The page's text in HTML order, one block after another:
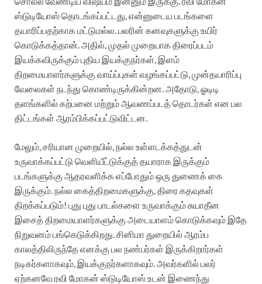
ஸ்டுடியோஸ் தொடங்கப்பட்டது, என்னுடைய படங்களை
தயாரிப்பதற்காக மட்டுமல்ல. பலரின் கனவுகளுக்கு உயிர்
கொடுக்கத்தான்.அதில், முதல் முறையாக திரைப்படம்
இயக்கவிருக்கும் புதிய இயக்குநர்கள், இளம்
திறமையாளர்களுக்கு வாய்ப்புகள் வழங்கப்பட்டு, முன்தயாரிப்பு
வேலைகள் நடந்து கொண்டிருக்கின்றன.அதோடு, ஓடிடி
தளங்களில் கற்பனை மற்றும் ஆவணப்படத் தொடர்கள் என பல
திட்டங்கள் ஆரம்பிக்கப்பட்டுவிட்டன.
மேலும், சரியான முறையில், நல்ல உள்ளடக்கத்துடன்
உருவாக்கப்பட்டு வெளியீட்டுக்குத் தயாராக இருக்கும்
படங்களுக்கு ஆதரவளிக்க எப்போதும் ஒரு துணைக் கை
இருக்கும். நல்ல கைத்திறமைகளுக்கு, திரை கதவுகள்
திறக்கப்படும்! புது புது பாடல்களை உருவாக்கும் சுயாதீன
இசைத் திறமையாளர்களுக்கு அடையாளம் கொடுக்கவும் இதே
நிறுவனம் பங்கெடுக்கிறது.சினிமா துறையில் ஆரம்ப
காலத்திலிருந்தே எனக்கு பல நண்பர்கள் இருக்கிறார்கள்
நடிகர்களாகவும், இயக்குநர்களாகவும். அவர்களில் பலர்
ஏற்கனவே ரவி மோகன் ஸ்டுடியோஸ் உடன் இணைந்து